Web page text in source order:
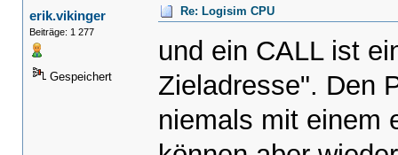
erik.vikinger
Beiträge: 1 277
Gespeichert
Re: Logisim CPU
und ein CALL ist
Zieladresse". Den
niemals mit einem